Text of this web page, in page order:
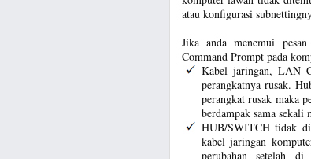
atau konfigurasi
Jika anda menemui
Command Prompt pada
Kabel jaringan, LAN
perangkatnya rusak.
perangkat rusak maka
berdampak sama sekali
HUB/SWITCH tidak
kabel jaringan
perubahan setelah